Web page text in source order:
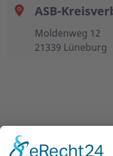
ASB-
Moldenweg 12
21339 Lüneburg